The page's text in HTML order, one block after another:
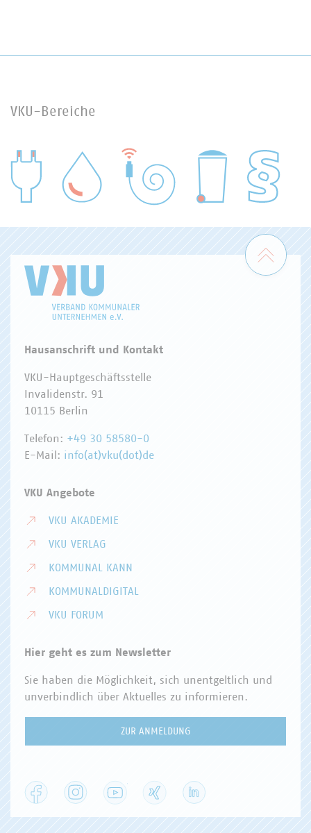
VKU-Bereiche
WASSER/ABWASSER
Zum
Hausanschrift und Kontakt
VKU-Hauptgeschäftsstelle
Invalidenstr. 91
10115 Berlin
Telefon: +49 30 58580-0
E-Mail: info(at)vku(dot)de
VKU Angebote
VKU AKADEMIE
VKU VERLAG
KOMMUNAL KANN
KOMMUNALDIGITAL
VKU FORUM
Hier geht es zum Newsletter
Sie haben die Möglichkeit, sich unentgeltlich und
unverbindlich über Aktuelles zu informieren.
ZUR ANMELDUNG
Facebook Instagram YouTube